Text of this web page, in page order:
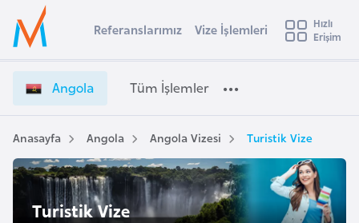
Ülke Seçimi
Başvuru yapmak istediğiniz ülkeyi seçin
Üye
Girişi
n
o
l
a
V
i
z
e
e
Referanslarımız Vize İşlemleri
Hızlı
Erişim
Angola Tüm İşlemler
Anasayfa Angola Angola Vizesi Turistik Vize
Turistik Vize
s
t
r
a